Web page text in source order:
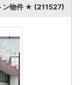
ン物件 ★ (211527)